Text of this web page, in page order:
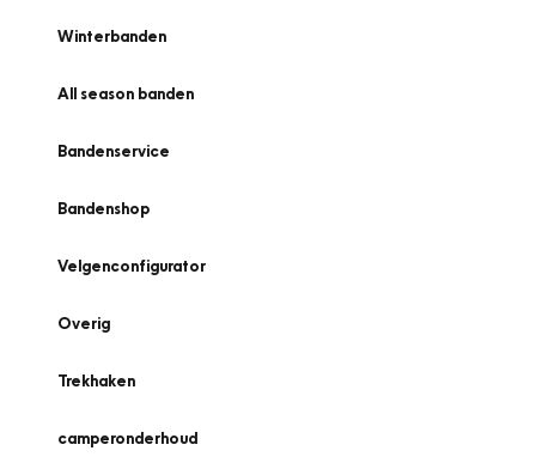
Winterbanden
All season banden
Bandenservice
Bandenshop
Velgenconfigurator
Overig
Trekhaken
camperonderhoud